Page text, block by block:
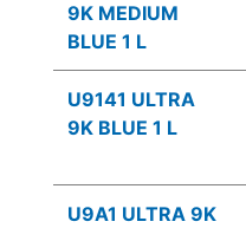
9K MEDIUM
BLUE 1 L
U9141 ULTRA
9K BLUE 1 L
U9A1 ULTRA 9K